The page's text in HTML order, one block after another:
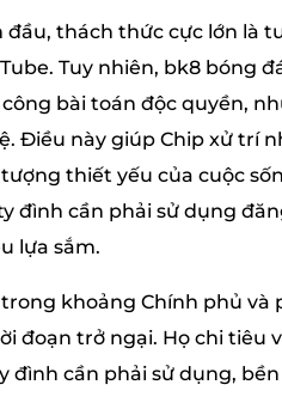
thách thức cực lớn là
Tuy nhiên, bk8 bóng
bài toán độc quyền,
Điều này giúp Chip xử trí
thiết yếu của cuộc
đình cần phải sử dụng
lựa sắm.
trong khoảng Chính phủ
đoạn trở ngại. Họ chi tiêu
đình cần phải sử dụng,